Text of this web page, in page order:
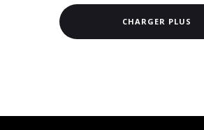
CHARGER PLUS